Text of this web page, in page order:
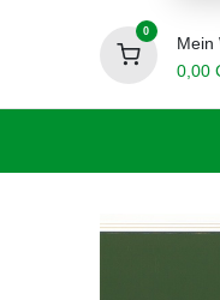
0
Mein
0,00